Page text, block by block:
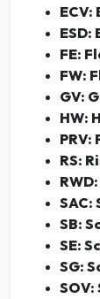
ECV:
ESD:
FE:
FW:
GV:
HW:
PRV:
RS:
SAC:
SB:
SE:
SG:
SOV: